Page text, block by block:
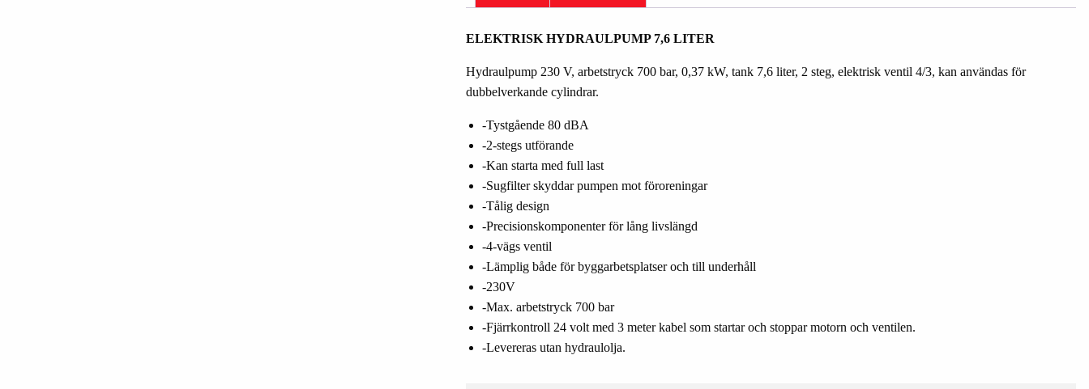
ELEKTRISK HYDRAULPUMP 7,6 LITER
Hydraulpump 230 V, arbetstryck 700 bar, 0,37 kW, tank 7,6 liter, 2 steg, elektrisk ventil 4/3, kan användas för
dubbelverkande cylindrar.
-Tystgående 80 dBA
-2-stegs utförande
-Kan starta med full last
-Sugfilter skyddar pumpen mot föroreningar
-Tålig design
-Precisionskomponenter för lång livslängd
-4-vägs ventil
-Lämplig både för byggarbetsplatser och till underhåll
-230V
-Max. arbetstryck 700 bar
-Fjärrkontroll 24 volt med 3 meter kabel som startar och stoppar motorn och ventilen.
-Levereras utan hydraulolja.